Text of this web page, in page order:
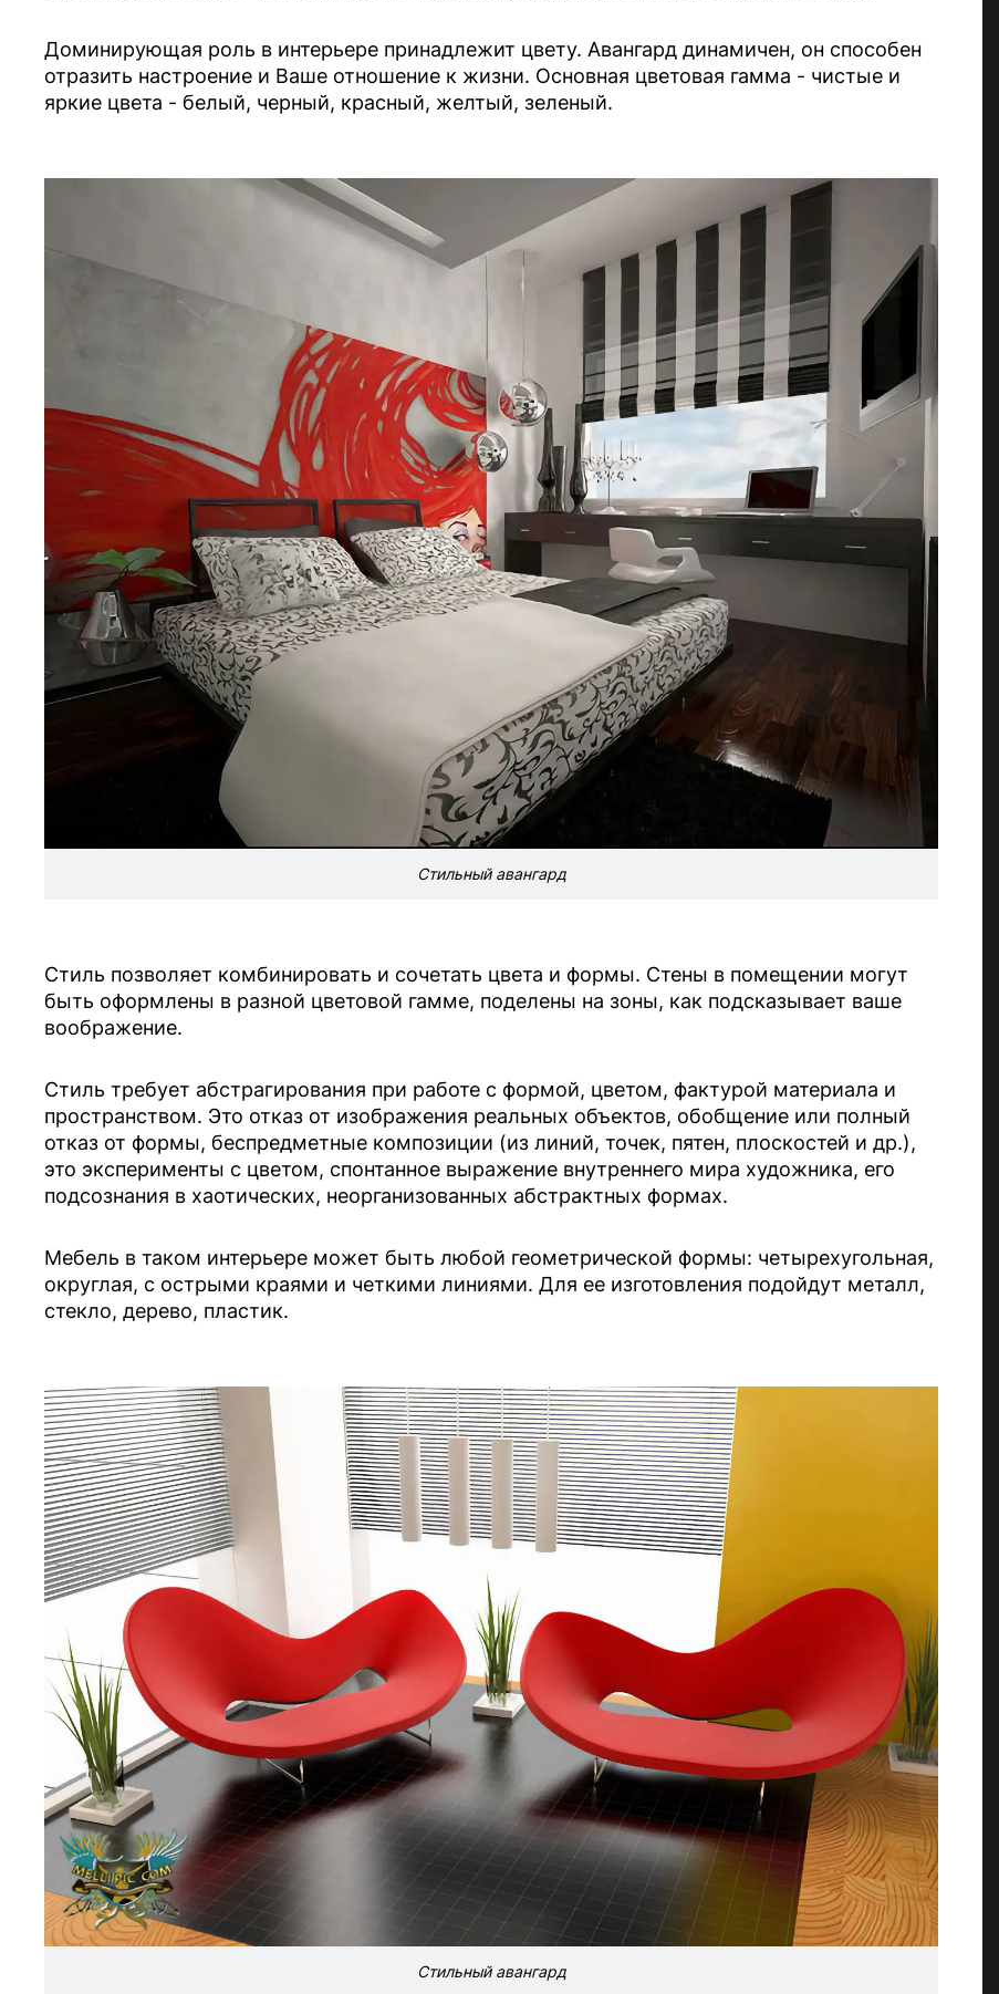
Доминирующая роль в интерьере принадлежит цвету. Авангард динамичен, он способен
отразить настроение и Ваше отношение к жизни. Основная цветовая гамма - чистые и
яркие цвета - белый, черный, красный, желтый, зеленый.
Стильный авангард
Стиль позволяет комбинировать и сочетать цвета и формы. Стены в помещении могут
быть оформлены в разной цветовой гамме, поделены на зоны, как подсказывает ваше
воображение.
Стиль требует абстрагирования при работе с формой, цветом, фактурой материала и
пространством. Это отказ от изображения реальных объектов, обобщение или полный
отказ от формы, беспредметные композиции (из линий, точек, пятен, плоскостей и др.),
это эксперименты с цветом, спонтанное выражение внутреннего мира художника, его
подсознания в хаотических, неорганизованных абстрактных формах.
Мебель в таком интерьере может быть любой геометрической формы: четырехугольная,
округлая, с острыми краями и четкими линиями. Для ее изготовления подойдут металл,
стекло, дерево, пластик.
Стильный авангард